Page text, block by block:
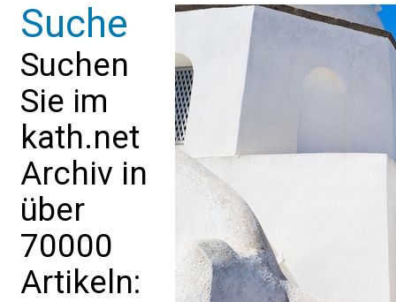
Suche
Suchen
Sie im
kath.net
Archiv in
über
70000
Artikeln: